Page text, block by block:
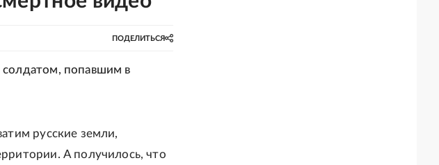
ПОДЕЛИТЬСЯ
солдатом, попавшим в
русские земли,
А получилось, что